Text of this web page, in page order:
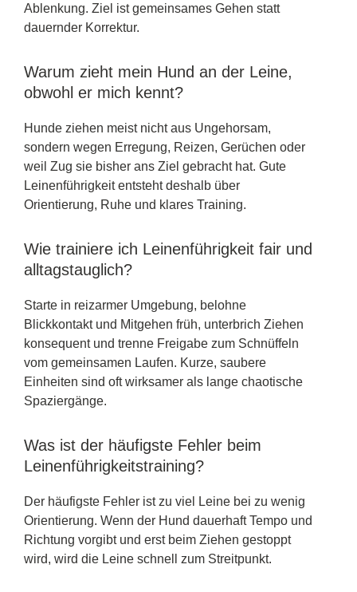
Ablenkung. Ziel ist gemeinsames Gehen statt
dauernder Korrektur.
Warum zieht mein Hund an der Leine,
obwohl er mich kennt?
Hunde ziehen meist nicht aus Ungehorsam,
sondern wegen Erregung, Reizen, Gerüchen oder
weil Zug sie bisher ans Ziel gebracht hat. Gute
Leinenführigkeit entsteht deshalb über
Orientierung, Ruhe und klares Training.
Wie trainiere ich Leinenführigkeit fair und
alltagstauglich?
Starte in reizarmer Umgebung, belohne
Blickkontakt und Mitgehen früh, unterbrich Ziehen
konsequent und trenne Freigabe zum Schnüffeln
vom gemeinsamen Laufen. Kurze, saubere
Einheiten sind oft wirksamer als lange chaotische
Spaziergänge.
Was ist der häufigste Fehler beim
Leinenführigkeitstraining?
Der häufigste Fehler ist zu viel Leine bei zu wenig
Orientierung. Wenn der Hund dauerhaft Tempo und
Richtung vorgibt und erst beim Ziehen gestoppt
wird, wird die Leine schnell zum Streitpunkt.